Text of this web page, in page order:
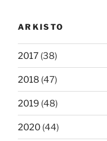
ARKISTO
2017 (38)
2018 (47)
2019 (48)
2020 (44)